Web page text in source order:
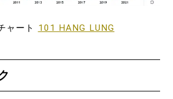
ャート 101 HANG LUNG